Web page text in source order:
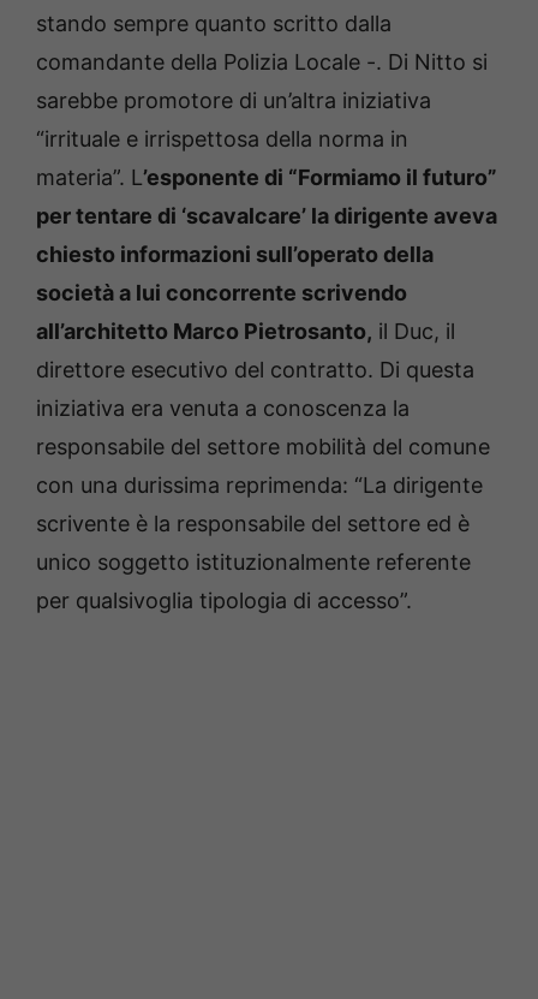
stando sempre quanto scritto dalla
comandante della Polizia Locale -. Di Nitto si
sarebbe promotore di un’altra iniziativa
“irrituale e irrispettosa della norma in
materia”. L’esponente di “Formiamo il futuro”
per tentare di ‘scavalcare’ la dirigente aveva
chiesto informazioni sull’operato della
società a lui concorrente scrivendo
all’architetto Marco Pietrosanto, il Duc, il
direttore esecutivo del contratto. Di questa
iniziativa era venuta a conoscenza la
responsabile del settore mobilità del comune
con una durissima reprimenda: “La dirigente
scrivente è la responsabile del settore ed è
unico soggetto istituzionalmente referente
per qualsivoglia tipologia di accesso”.